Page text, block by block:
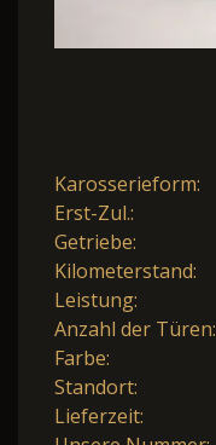
Karosserieform:
Erst-Zul.:
Getriebe:
Kilometerstand:
Leistung:
Anzahl der Türen:
Farbe:
Standort:
Lieferzeit: